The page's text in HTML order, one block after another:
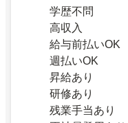
学歴不問
高収入
給与前払いOK
週払いOK
昇給あり
研修あり
残業手当あり